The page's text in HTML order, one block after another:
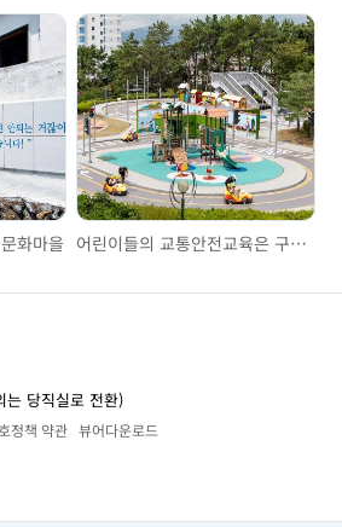
화마을 어린이들의 교통안전교육은 구포어린이교통공원에서
는 당직실로 전환)
정책 약관 뷰어다운로드